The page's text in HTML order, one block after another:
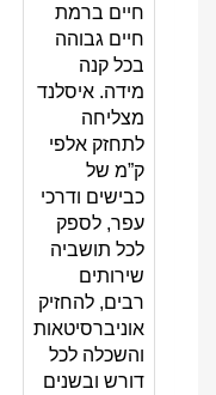
חיים ברמת
חיים גבוהה
בכל קנה
מידה. איסלנד
מצליחה
לתחזק אלפי
ק”מ של
כבישים ודרכי
עפר, לספק
לכל תושביה
שירותים
רבים, להחזיק
אוניברסיטאות
והשכלה לכל
דורש ובשנים